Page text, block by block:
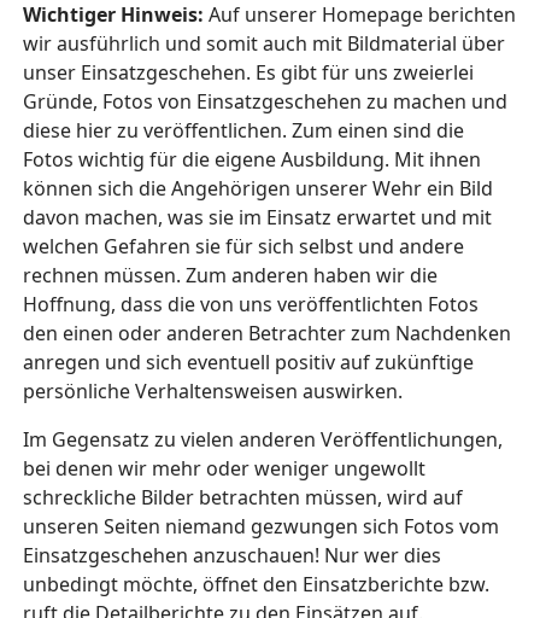
Wichtiger Hinweis: Auf unserer Homepage berichten
wir ausführlich und somit auch mit Bildmaterial über
unser Einsatzgeschehen. Es gibt für uns zweierlei
Gründe, Fotos von Einsatzgeschehen zu machen und
diese hier zu veröffentlichen. Zum einen sind die
Fotos wichtig für die eigene Ausbildung. Mit ihnen
können sich die Angehörigen unserer Wehr ein Bild
davon machen, was sie im Einsatz erwartet und mit
welchen Gefahren sie für sich selbst und andere
rechnen müssen. Zum anderen haben wir die
Hoffnung, dass die von uns veröffentlichten Fotos
den einen oder anderen Betrachter zum Nachdenken
anregen und sich eventuell positiv auf zukünftige
persönliche Verhaltensweisen auswirken.
Im Gegensatz zu vielen anderen Veröffentlichungen,
bei denen wir mehr oder weniger ungewollt
schreckliche Bilder betrachten müssen, wird auf
unseren Seiten niemand gezwungen sich Fotos vom
Einsatzgeschehen anzuschauen! Nur wer dies
unbedingt möchte, öffnet den Einsatzberichte bzw.